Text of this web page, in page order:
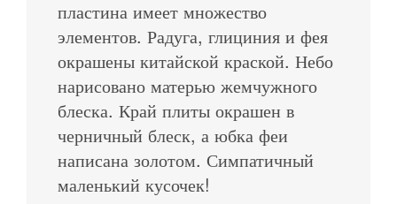
пластина имеет множество
элементов. Радуга, глициния и фея
окрашены китайской краской. Небо
нарисовано матерью жемчужного
блеска. Край плиты окрашен в
черничный блеск, а юбка феи
написана золотом. Симпатичный
маленький кусочек!